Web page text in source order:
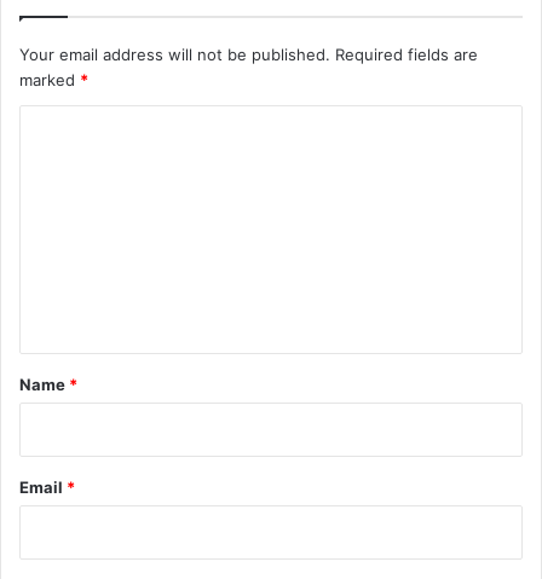
Your email address will not be published. Required fields are
marked *
*
Name *
Email *